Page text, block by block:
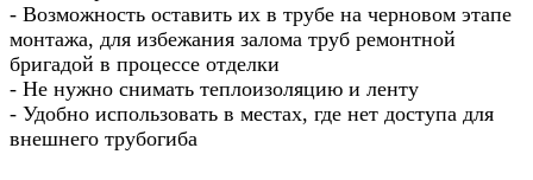
- Возможность оставить их в трубе на черновом этапе
монтажа, для избежания залома труб ремонтной
бригадой в процессе отделки
- Не нужно снимать теплоизоляцию и ленту
- Удобно использовать в местах, где нет доступа для
внешнего трубогиба